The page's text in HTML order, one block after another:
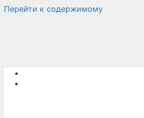
Перейти к содержимому